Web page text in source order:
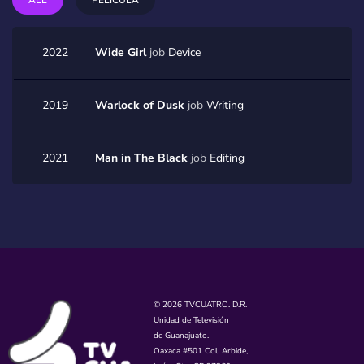
2022 Wide Girl job Device
2019 Warlock of Dusk job Writing
2021 Man in The Black job Editing
© 2026 TVCUATRO. D.R.
Unidad de Televisión
de Guanajuato.
Oaxaca #501 Col. Arbide,